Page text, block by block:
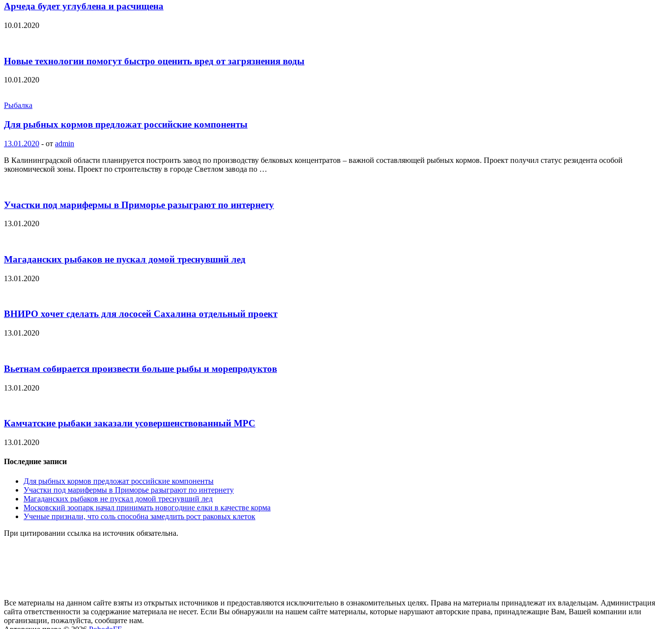
Арчеда будет углублена и расчищена
10.01.2020
Новые технологии помогут быстро оценить вред от загрязнения воды
10.01.2020
Рыбалка
Для рыбных кормов предложат российские компоненты
13.01.2020 - от admin
В Калининградской области планируется построить завод по производству белковых концентратов – важной составляющей рыбных кормов. Проект получил статус резидента особой
экономической зоны. Проект по строительству в городе Светлом завода по …
Участки под марифермы в Приморье разыграют по интернету
13.01.2020
Магаданских рыбаков не пускал домой треснувший лед
13.01.2020
ВНИРО хочет сделать для лососей Сахалина отдельный проект
13.01.2020
Вьетнам собирается произвести больше рыбы и морепродуктов
13.01.2020
Камчатские рыбаки заказали усовершенствованный МРС
13.01.2020
Последние записи
Для рыбных кормов предложат российские компоненты
Участки под марифермы в Приморье разыграют по интернету
Магаданских рыбаков не пускал домой треснувший лед
Московский зоопарк начал принимать новогодние елки в качестве корма
Ученые признали, что соль способна замедлить рост раковых клеток
При цитировании ссылка на источник обязательна.
Все материалы на данном сайте взяты из открытых источников и предоставляются исключительно в ознакомительных целях. Права на материалы принадлежат их владельцам. Администрация
сайта ответственности за содержание материала не несет. Если Вы обнаружили на нашем сайте материалы, которые нарушают авторские права, принадлежащие Вам, Вашей компании или
организации, пожалуйста, сообщите нам.